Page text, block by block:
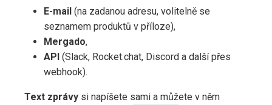
E-mail (na zadanou adresu, volitelně se
seznamem produktů v příloze),
Mergado,
API (Slack, Rocket.chat, Discord a další přes
webhook).
Text zprávy si napíšete sami a můžete v něm